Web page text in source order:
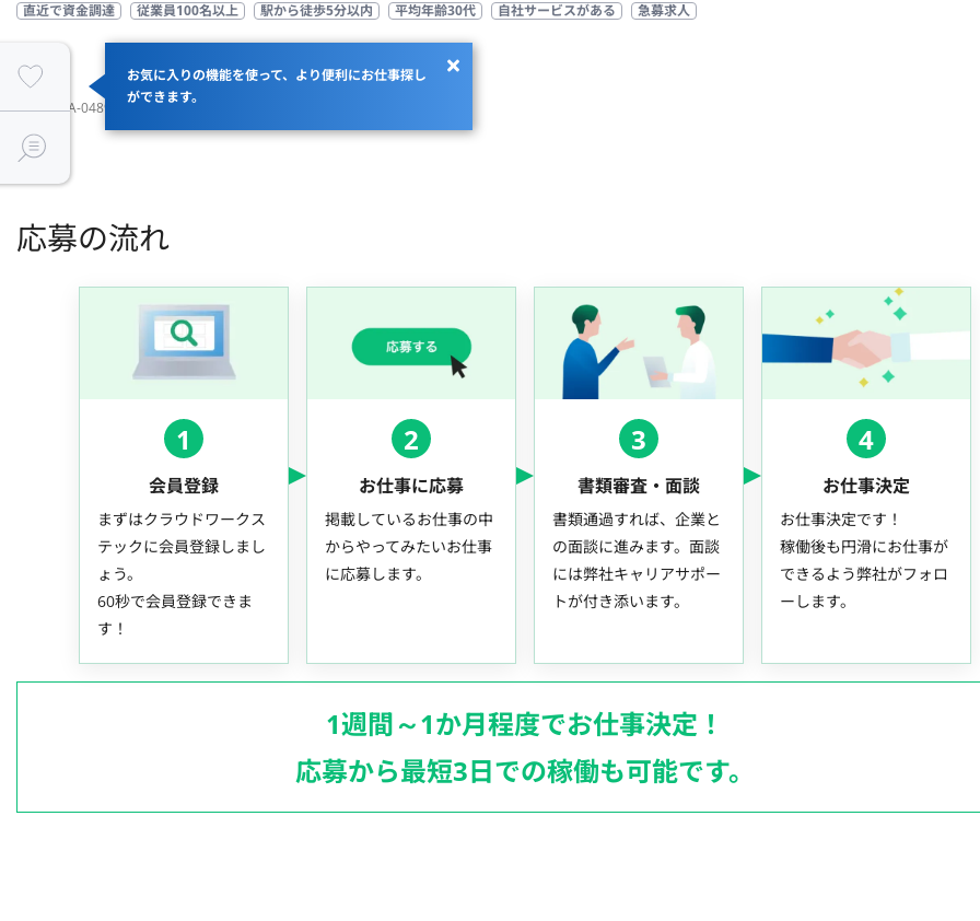
お気に入りの機能を使って、より便利にお仕事探し
ができます。
直近で資金調達
従業員100名以上 駅から徒歩5分以内 平均年齢30代 自社サービスがある 急募求人
JOBID：JA-048982
応募の流れ
1
会員登録
まずはクラウドワークス
テックに会員登録しまし
ょう。
60秒で会員登録できま
す！
2
お仕事に応募
掲載しているお仕事の中
からやってみたいお仕事
に応募します。
3
書類審査・面談
書類通過すれば、企業と
の面談に進みます。面談
には弊社キャリアサポー
トが付き添います。
4
お仕事決定
お仕事決定です！
稼働後も円滑にお仕事が
できるよう弊社がフォロ
ーします。
1週間～1か月程度でお仕事決定！
応募から最短3日での稼働も可能です。